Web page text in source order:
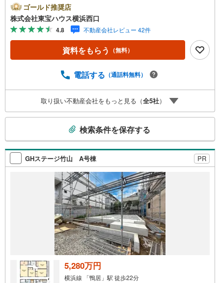
閑静な住環境で落ち着いた暮らしを実現できますーーーーY
ahoo！ 不動産キャンペーン対象店舗ーーーー当店で物件を
成約するとPayPayボーナスライトがもらえる「Yahoo！ 不
動産 物件ご成約キャンペーン」の対象になります。「資料
をもらう」「見学予約をする」ボタンからお問い合わせく
ださい。※必ずYahoo！ JAPAN IDでログインしてくださ
有効期限は付与日から60日です。ーーーーーーーーーーー
ものであり、実際の適用金利は融資実行時のものとなりま
す。金利情勢により表記の返済額と異なる場合がありま
ゴールド推奨店
株式会社東宝ハウス横浜西口
4.8 不動産会社レビュー 42件
資料をもらう （無料）
電話する （通話料無料）
取り扱い不動産会社をもっと見る（全5社）
検
索
条
検索条件を保存する
GHステージ竹山 A号棟 PR
5,280万円
横浜線 「鴨居」駅 徒歩22分